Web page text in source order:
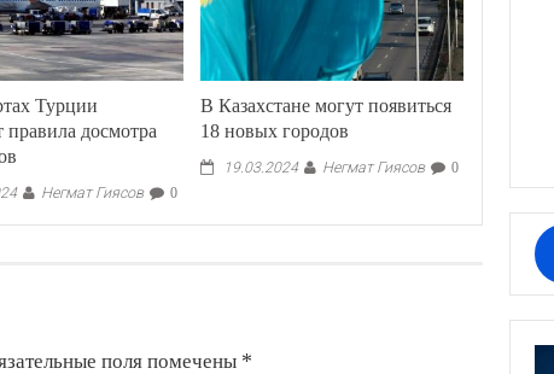
Турции
правила досмотра
Негмат Гиясов 0
В Казахстане могут появиться
18 новых городов
19.03.2024 Негмат Гиясов 0
поля помечены *